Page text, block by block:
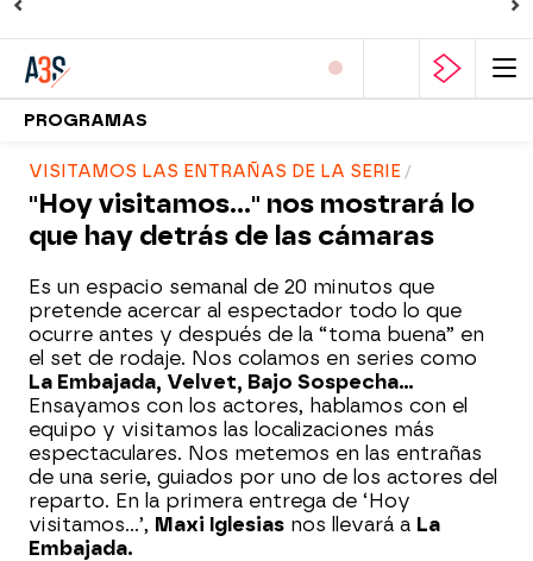
PROGRAMAS
VISITAMOS LAS ENTRAÑAS DE LA SERIE
"Hoy visitamos..." nos mostrará lo
que hay detrás de las cámaras
Es un espacio semanal de 20 minutos que
pretende acercar al espectador todo lo que
ocurre antes y después de la “toma buena” en
el set de rodaje. Nos colamos en series como
La Embajada, Velvet, Bajo Sospecha…
Ensayamos con los actores, hablamos con el
equipo y visitamos las localizaciones más
espectaculares. Nos metemos en las entrañas
de una serie, guiados por uno de los actores del
reparto. En la primera entrega de ‘Hoy
visitamos…’, Maxi Iglesias nos llevará a La
Embajada.